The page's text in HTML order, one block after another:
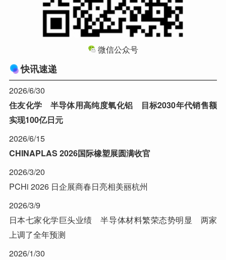
微信公众号
快讯速递
2026/6/30
住友化学 半导体用高纯度氧化铝 目标2030年代销售额
实现100亿日元
2026/6/15
CHINAPLAS 2026国际橡塑展圆满收官
2026/3/20
PCHi 2026 日企展商春日亮相美丽杭州
2026/3/9
日本七家化学巨头业绩 半导体材料繁荣态势明显 两家
上调了全年预测
2026/1/30